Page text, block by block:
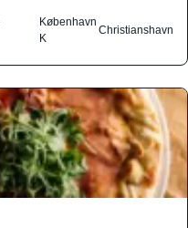
København
K
Christianshavn